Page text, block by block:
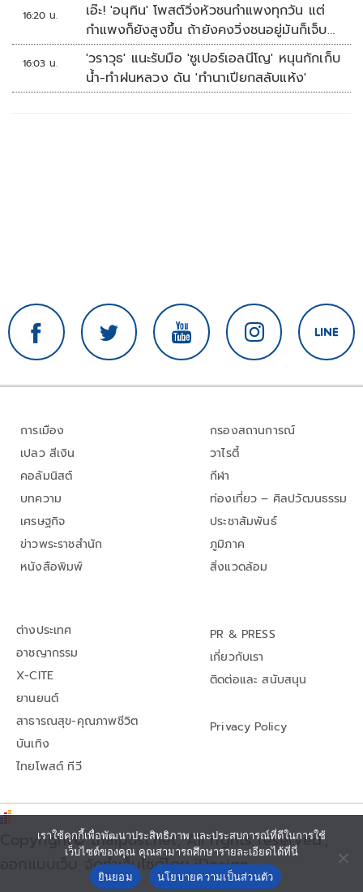
16:20 น.
เอ๊ะ! 'อนุทิน' โพสต์วิ่งหัวชนกำแพงทุกวัน แต่
กำแพงก็ยังสูงขึ้น ถ้ายังคงวิ่งชนอยู่มันก็เจ็บ
หัวอีก
16:03 น.
'วราวุธ' แนะรับมือ 'ซูเปอร์เอลนีโญ' หนุนกักเก็บ
น้ำ-ทำฝนหลวง ดัน 'ทำนาเปียกสลับแห้ง'
การเมือง
เปลว สีเงิน
คอลัมนิสต์
บทความ
เศรษฐกิจ
ข่าวพระราชสำนัก
หนังสือพิมพ์
กรองสถานการณ์
วาไรตี้
กีฬา
ท่องเที่ยว – ศิลปวัฒนธรรม
ประชาสัมพันธ์
ภูมิภาค
สิ่งแวดล้อม
ต่างประเทศ
อาชญากรรม
X-CITE
ยานยนต์
สาธารณสุข-คุณภาพชีวิต
บันเทิง
ไทยโพสต์ ทีวี
PR & PRESS
เกี่ยวกับเรา
ติดต่อและ สนับสนุน
Privacy Policy
Copyright© thaipost.net, All rights reserved.,
ออกแบบเว็บ จัดทำเว็บไซต์โดย iDesign
เราใช้คุกกี้เพื่อพัฒนาประสิทธิภาพ และประสบการณ์ที่ดีในการใช้
เว็บไซต์ของคุณ คุณสามารถศึกษารายละเอียดได้ที่นี่
ยินยอม
นโยบายความเป็นส่วนตัว